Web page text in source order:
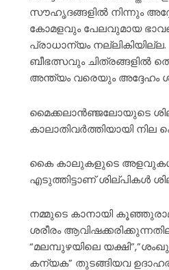
സൗഹൃദങ്ങളിൽ നിന്നും
കോമളവും പേലവുമായ
പ്രാധാന്യം
ബീഭത്സവും ചിത്രങ്ങളിൽ
അന്ത്യം വരെയും അദ്ദേഹം
മൈക്കലാൻഞ്ജലോയുടെ
കാലാതിവർത്തിയായി
കൈ കാലുകളുടെ
എടുത്തിട്ടാണ് ശില്പികൾ
നമ്മുടെ കാനായി
ശരീരം
“മലമ്പുഴയിലെ
കന്യക” തുടങ്ങിയവ